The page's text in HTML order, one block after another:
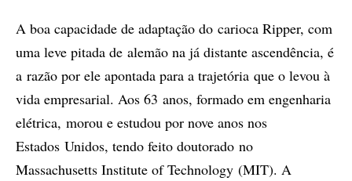
A boa capacidade de adaptação do carioca Ripper, com
uma leve pitada de alemão na já distante ascendência, é
a razão por ele apontada para a trajetória que o levou à
vida empresarial. Aos 63 anos, formado em engenharia
elétrica, morou e estudou por nove anos nos
Estados Unidos, tendo feito doutorado no
Massachusetts Institute of Technology (MIT). A